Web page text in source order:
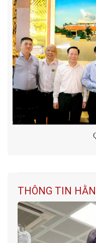
THÔNG TIN